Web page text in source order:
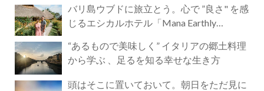
バリ島ウブドに旅立とう。心で ”良さ" を感
じるエシカルホテル「Mana Earthly
“あるもので美味しく” イタリアの郷土料理
から学ぶ 、足るを知る幸せな生き方
頭はそこに置いておいて。朝日をただ見に